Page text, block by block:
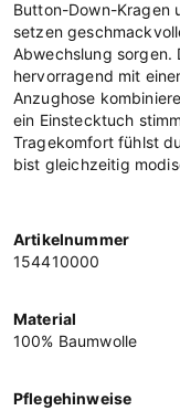
Button-Down-Kragen
setzen
Abwechslung sorgen.
hervorragend mit
Anzughose
ein Einstecktuch
Tragekomfort fühlst
bist gleichzeitig
Artikelnummer
154410000
Material
100% Baumwolle
Pflegehinweise